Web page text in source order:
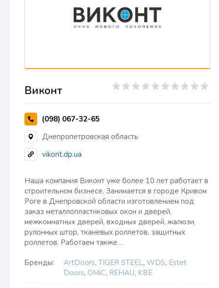
Виконт
(098) 067-32-65
Днепропетровская область
vikont.dp.ua
Наша компания Виконт уже более 10 лет работает в
строительном бизнесе. Занимается в городе Кривом
Роге в Днепровской области изготовлением под
заказ металлопластиковых окон и дверей,
межкомнатных дверей, входных дверей, жалюзи,
рулонных штор, тканевых роллетов, защитных
роллетов. Работаем также…
Бренды: ArtDoors, TIGER STEEL, WDS, Estet
Doors, ОМіС, REHAU, KBE